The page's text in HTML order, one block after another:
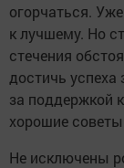
огорчаться.
к лучшему. Но
стечения
достичь успеха
за поддержкой
хорошие
Не исключены